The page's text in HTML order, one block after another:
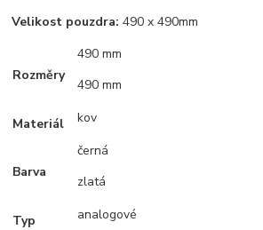
Velikost pouzdra: 490 x 490mm
Rozměry
490 mm
490 mm
Materiál kov
Barva
černá
zlatá
Typ analogové